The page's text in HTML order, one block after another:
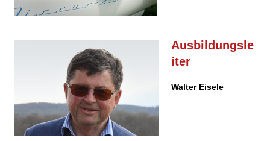
Ausbildungsle
iter
Walter Eisele